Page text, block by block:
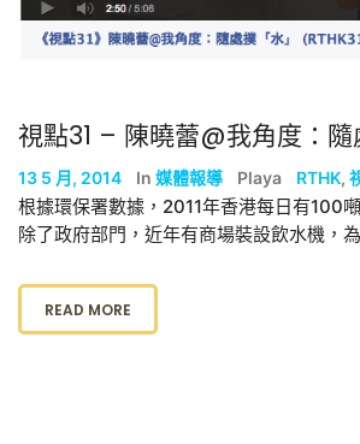
視點31 – 陳曉蕾@我角度：
13 5 月, 2014 In 媒體報導 Playa RTHK,
根據環保署數據，2011年香港每日有100
除了政府部門，近年有商場裝設飲水機，
READ MORE